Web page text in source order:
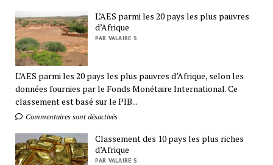
L’AES parmi les 20 pays les plus pauvres
d’Afrique
PAR VALAIRE S
L’AES parmi les 20 pays les plus pauvres d’Afrique, selon les
données fournies par le Fonds Monétaire International. Ce
classement est basé sur le PIB...
Commentaires sont désactivés
Classement des 10 pays les plus riches
d’Afrique
PAR VALAIRE S